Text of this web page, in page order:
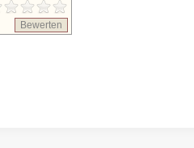
Bewerten